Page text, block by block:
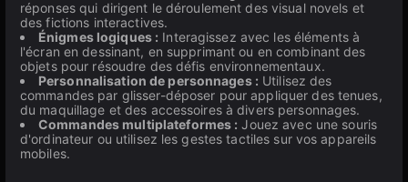
réponses qui dirigent le déroulement des visual novels et
des fictions interactives.
Énigmes logiques : Interagissez avec les éléments à
l'écran en dessinant, en supprimant ou en combinant des
objets pour résoudre des défis environnementaux.
Personnalisation de personnages : Utilisez des
commandes par glisser-déposer pour appliquer des tenues,
du maquillage et des accessoires à divers personnages.
Commandes multiplateformes : Jouez avec une souris
d'ordinateur ou utilisez les gestes tactiles sur vos appareils
mobiles.